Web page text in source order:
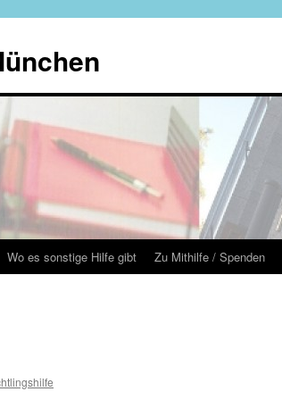
Wo es sonstige Hilfe gibt Zu Mithilfe / Spenden